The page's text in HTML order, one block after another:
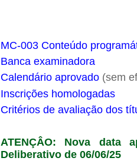
MC-003 Conteúdo
Banca examinadora
Calendário aprovado(sem
Inscrições homologadas
Critérios de avaliação dos
ATENÇÂO: Nova data
Deliberativo de 06/06/25